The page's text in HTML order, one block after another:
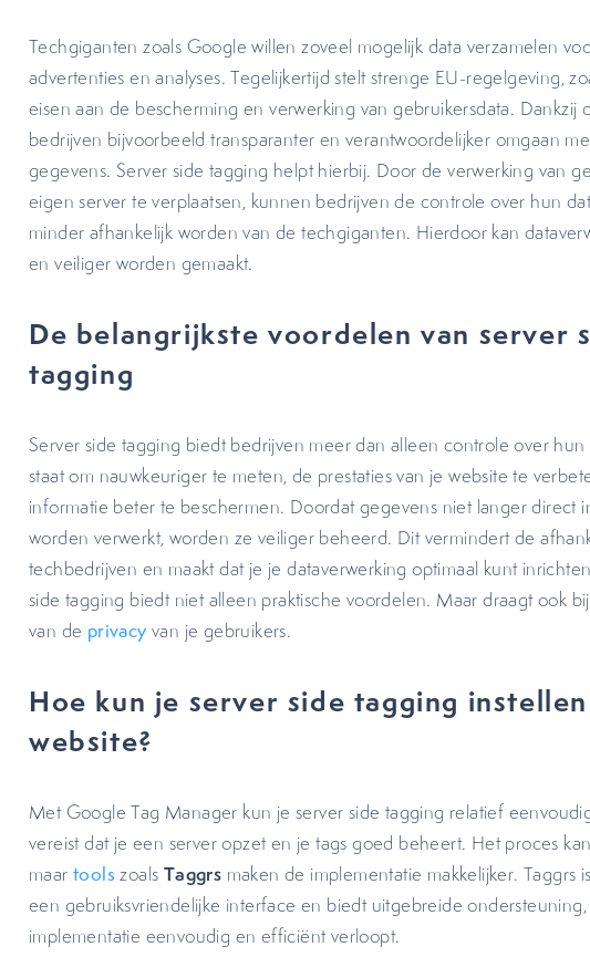
Techgiganten zoals Google willen zoveel mogelijk data verzamelen
advertenties en analyses. Tegelijkertijd stelt strenge EU-regelgeving,
eisen aan de bescherming en verwerking van gebruikersdata. Dankzij
bedrijven bijvoorbeeld transparanter en verantwoordelijker omgaan
gegevens. Server side tagging helpt hierbij. Door de verwerking van
eigen server te verplaatsen, kunnen bedrijven de controle over hun
minder afhankelijk worden van de techgiganten. Hierdoor kan
en veiliger worden gemaakt.
De belangrijkste voordelen van server
tagging
Server side tagging biedt bedrijven meer dan alleen controle over hun
staat om nauwkeuriger te meten, de prestaties van je website te
informatie beter te beschermen. Doordat gegevens niet langer direct
worden verwerkt, worden ze veiliger beheerd. Dit vermindert de
techbedrijven en maakt dat je je dataverwerking optimaal kunt
side tagging biedt niet alleen praktische voordelen. Maar draagt ook
van de privacy van je gebruikers.
Hoe kun je server side tagging
website?
Met Google Tag Manager kun je server side tagging relatief
vereist dat je een server opzet en je tags goed beheert. Het proces
maar tools zoals Taggrs maken de implementatie makkelijker. Taggrs
een gebruiksvriendelijke interface en biedt uitgebreide
implementatie eenvoudig en efficiënt verloopt.